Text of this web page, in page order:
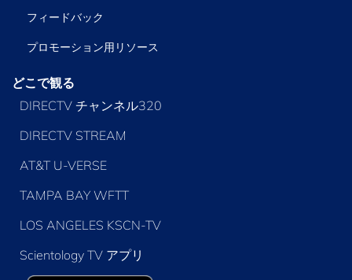
フィードバック
プロモーション用リソース
どこで観る
DIRECTV チャンネル320
DIRECTV STREAM
AT&T U-VERSE
TAMPA BAY WFTT
LOS ANGELES KSCN-TV
Scientology TV アプリ